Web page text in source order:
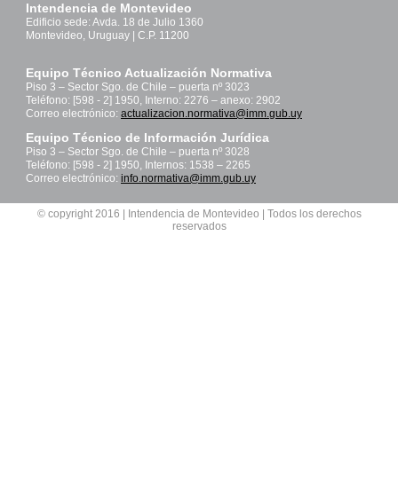
Intendencia de Montevideo
Edificio sede: Avda. 18 de Julio 1360
Montevideo, Uruguay | C.P. 11200
Equipo Técnico Actualización Normativa
Piso 3 – Sector Sgo. de Chile – puerta nº 3023
Teléfono: [598 - 2] 1950, Interno: 2276 – anexo: 2902
Correo electrónico: actualizacion.normativa@imm.gub.uy
Equipo Técnico de Información Jurídica
Piso 3 – Sector Sgo. de Chile – puerta nº 3028
Teléfono: [598 - 2] 1950, Internos: 1538 – 2265
Correo electrónico: info.normativa@imm.gub.uy
© copyright 2016 | Intendencia de Montevideo | Todos los derechos
reservados